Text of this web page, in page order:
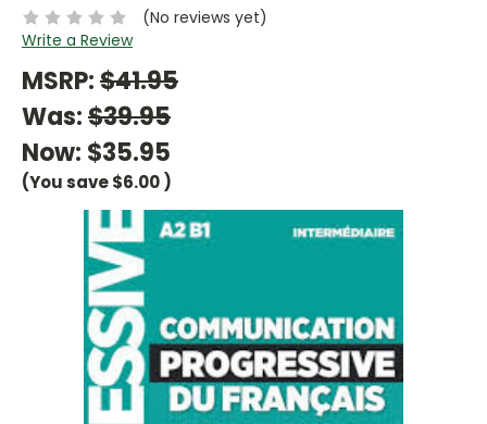
(No reviews yet)
Write a Review
MSRP:$41.95
Was:$39.95
Now: $35.95
(You save$6.00)